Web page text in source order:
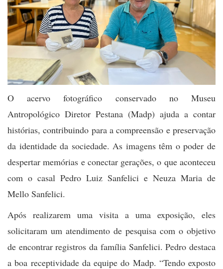
O acervo fotográfico conservado no Museu
Antropológico Diretor Pestana (Madp) ajuda a contar
histórias, contribuindo para a compreensão e preservação
da identidade da sociedade. As imagens têm o poder de
despertar memórias e conectar gerações, o que aconteceu
com o casal Pedro Luiz Sanfelici e Neuza Maria de
Mello Sanfelici.
Após realizarem uma visita a uma exposição, eles
solicitaram um atendimento de pesquisa com o objetivo
de encontrar registros da família Sanfelici. Pedro destaca
a boa receptividade da equipe do Madp. “Tendo exposto